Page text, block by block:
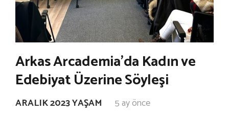
Arkas Arcademia’da Kadın ve
Edebiyat Üzerine Söyleşi
ARALIK 2023 YAŞAM 5 ay önce